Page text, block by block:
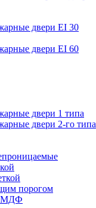
двери EI 30
двери EI 60
двери 1 типа
двери 2-го типа
порогом
МДФ